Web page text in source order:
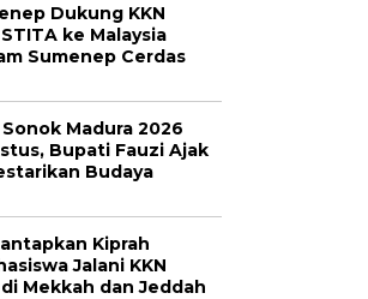
Dukung KKN
ke Malaysia
Sumenep Cerdas
Madura 2026
Bupati Fauzi Ajak
Budaya
Kiprah
Jalani KKN
Mekkah dan Jeddah